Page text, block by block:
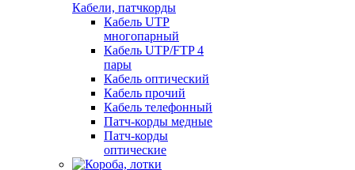
Кабели, патчкорды
Кабель UTP
многопарный
Кабель UTP/FTP 4
пары
Кабель оптический
Кабель прочий
Кабель телефонный
Патч-корды медные
Патч-корды
оптические